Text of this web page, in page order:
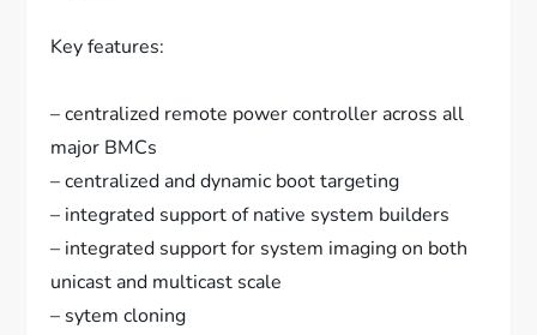
Key features:
– centralized remote power controller across all
major BMCs
– centralized and dynamic boot targeting
– integrated support of native system builders
– integrated support for system imaging on both
unicast and multicast scale
– sytem cloning